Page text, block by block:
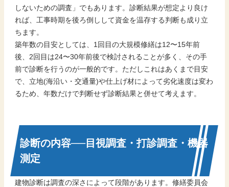
しないための調査」でもあります。診断結果が想定より良け
れば、工事時期を後ろ倒しして資金を温存する判断も成り立
ちます。
築年数の目安としては、1回目の大規模修繕は12〜15年前
後、2回目は24〜30年前後で検討されることが多く、その手
前で診断を行うのが一般的です。ただしこれはあくまで目安
で、立地(海沿い・交通量)や仕上げ材によって劣化速度は変わ
るため、年数だけで判断せず診断結果と併せて考えます。
診断の内容──目視調査・打診調査・機器
測定
建物診断は調査の深さによって段階があります。修繕委員会